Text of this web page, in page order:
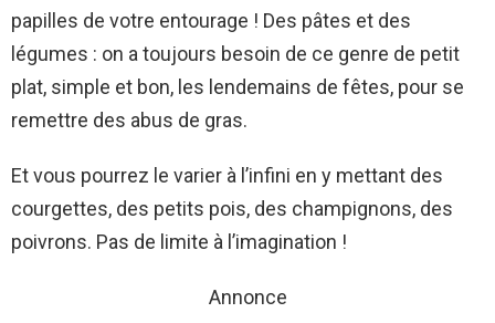
papilles de votre entourage ! Des pâtes et des
légumes : on a toujours besoin de ce genre de petit
plat, simple et bon, les lendemains de fêtes, pour se
remettre des abus de gras.
Et vous pourrez le varier à l’infini en y mettant des
courgettes, des petits pois, des champignons, des
poivrons. Pas de limite à l’imagination !
Annonce